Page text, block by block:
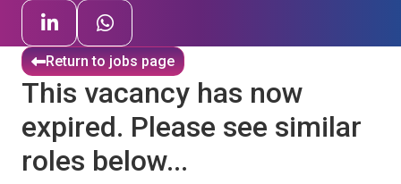
Return to jobs page
This vacancy has now
expired. Please see similar
roles below...